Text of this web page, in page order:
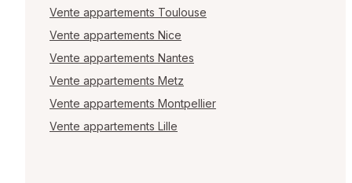
Vente appartements Toulouse
Vente appartements Nice
Vente appartements Nantes
Vente appartements Metz
Vente appartements Montpellier
Vente appartements Lille